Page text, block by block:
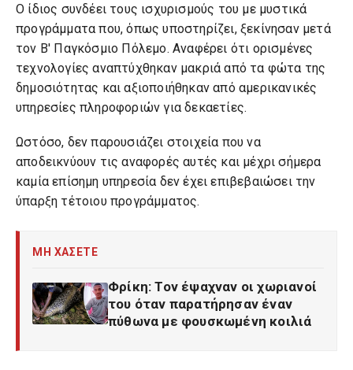
Ο ίδιος συνδέει τους ισχυρισμούς του με μυστικά
προγράμματα που, όπως υποστηρίζει, ξεκίνησαν μετά
τον Β' Παγκόσμιο Πόλεμο. Αναφέρει ότι ορισμένες
τεχνολογίες αναπτύχθηκαν μακριά από τα φώτα της
δημοσιότητας και αξιοποιήθηκαν από αμερικανικές
υπηρεσίες πληροφοριών για δεκαετίες.
Ωστόσο, δεν παρουσιάζει στοιχεία που να
αποδεικνύουν τις αναφορές αυτές και μέχρι σήμερα
καμία επίσημη υπηρεσία δεν έχει επιβεβαιώσει την
ύπαρξη τέτοιου προγράμματος.
ΜΗ ΧΑΣΕΤΕ
Φρίκη: Τον έψαχναν οι χωριανοί
του όταν παρατήρησαν έναν
πύθωνα με φουσκωμένη κοιλιά